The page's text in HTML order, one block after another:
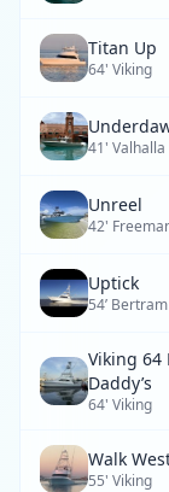
Titan Up
64' Viking
41' Valhalla
Unreel
42'
Uptick
54’ Bertram
Viking 64
Daddy’s
64' Viking
Walk
55' Viking